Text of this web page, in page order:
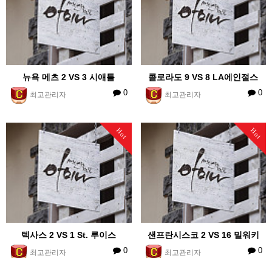
뉴욕 메츠 2 VS 3 시애틀
최고관리자 0
콜로라도 9 VS 8 LA에인절스
최고관리자 0
Hot
텍사스 2 VS 1 St. 루이스
최고관리자 0
Hot
샌프란시스코 2 VS 16 밀워키
최고관리자 0